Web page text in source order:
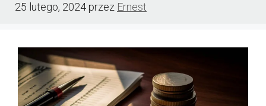
25 lutego, 2024przez Ernest